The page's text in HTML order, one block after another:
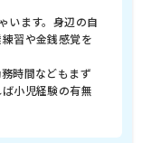
います。身辺の自
習や金銭感覚を
時間などもまず
小児経験の有無